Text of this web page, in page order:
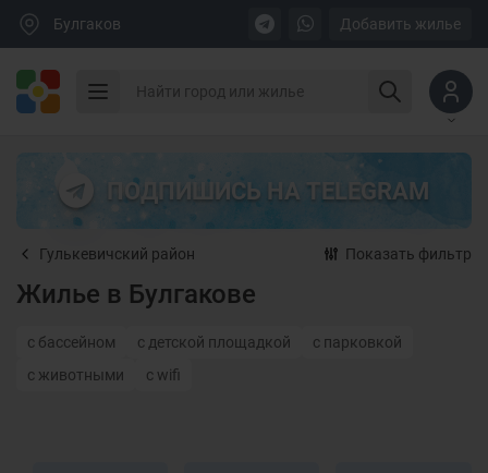
Булгаков Добавить жилье
ПОДПИШИСЬ НА TELEGRAM
Гулькевичский район Показать фильтр
Жилье в Булгакове
с бассейном с детской площадкой
с парковкой
с животными
с wifi